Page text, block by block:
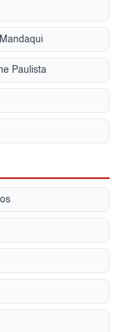
Paulista